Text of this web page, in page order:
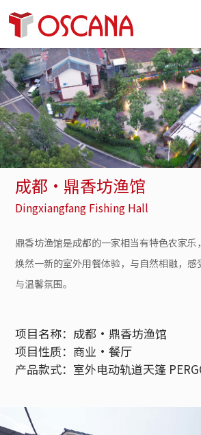
成都•鼎香坊渔馆
Dingxiangfang Fishing Hall
鼎香坊渔馆是成都的一家相当有特色农家乐
焕然一新的室外用餐体验，与自然相融，
与温馨氛围。
项目名称：成都•鼎香坊渔馆
项目性质：商业•餐厅
产品款式：室外电动轨道天篷